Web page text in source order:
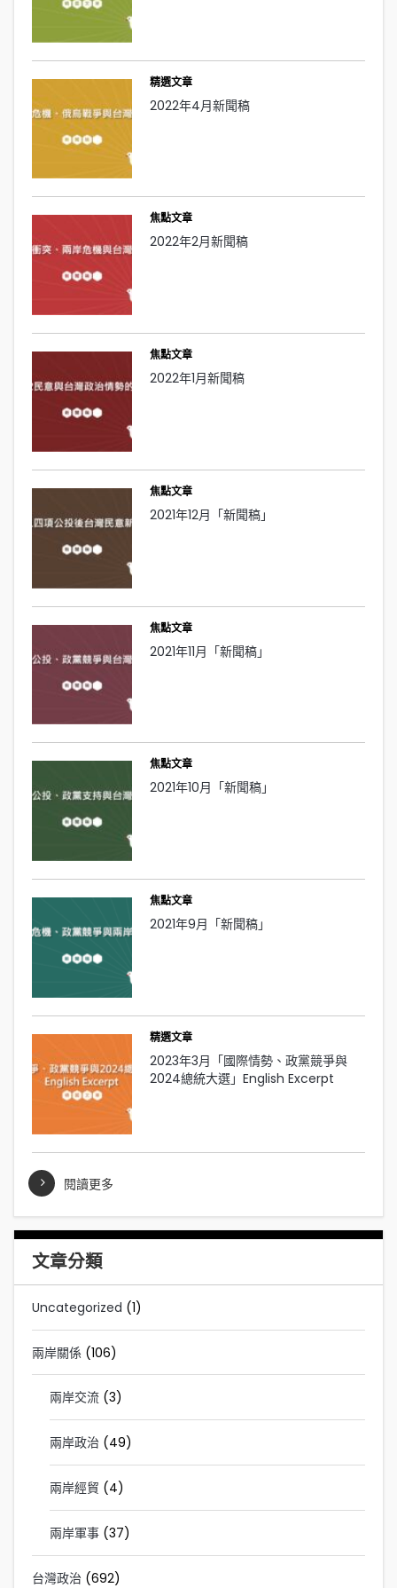
精選文章
2022年4月新聞稿
焦點文章
2022年2月新聞稿
焦點文章
2022年1月新聞稿
焦點文章
2021年12月「新聞稿」
焦點文章
2021年11月「新聞稿」
焦點文章
2021年10月「新聞稿」
焦點文章
2021年9月「新聞稿」
精選文章
2023年3月「國際情勢、政黨競爭與
2024總統大選」English Excerpt
閱讀更多
文章分類
Uncategorized (1)
兩岸關係 (106)
兩岸交流 (3)
兩岸政治 (49)
兩岸經貿 (4)
兩岸軍事 (37)
台灣政治 (692)